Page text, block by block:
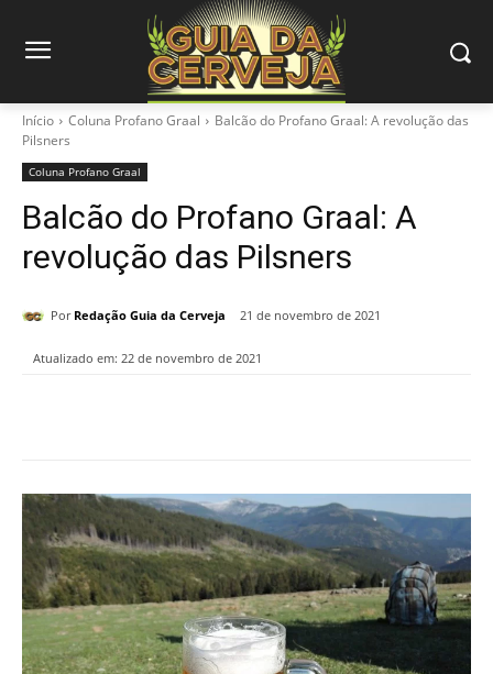
Início Coluna Profano Graal
Balcão do Profano Graal: A revolução das
Pilsners
Coluna Profano Graal
Balcão do Profano Graal: A
revolução das Pilsners
Por Redação Guia da Cerveja 21 de novembro de 2021
Atualizado em: 22 de novembro de 2021